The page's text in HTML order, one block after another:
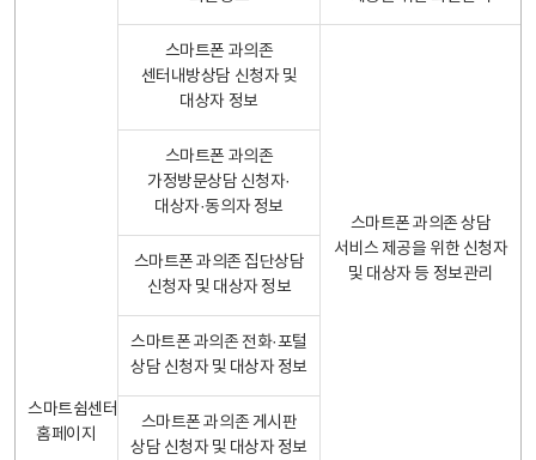
스마트쉼센터
홈페이지
스마트폰 과의존
센터내방상담 신청자 및
대상자 정보
스마트폰 과의존 상담
서비스 제공을 위한 신청자
및 대상자 등 정보관리
스마트폰 과의존
가정방문상담 신청자·
대상자·동의자 정보
스마트폰 과의존 집단상담
신청자 및 대상자 정보
스마트폰 과의존 전화·포털
상담 신청자 및 대상자 정보
스마트폰 과의존 게시판
상담 신청자 및 대상자 정보